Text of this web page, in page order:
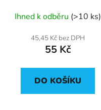
Ihned k odběru (>10 ks)
45,45 Kč bez DPH
55 Kč
DO KOŠÍKU